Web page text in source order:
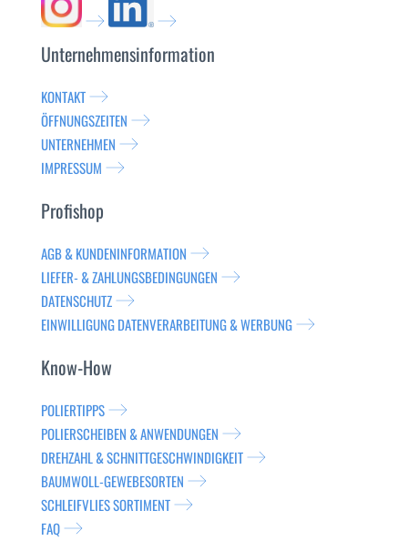
Unternehmensinformation
KONTAKT
ÖFFNUNGSZEITEN
UNTERNEHMEN
IMPRESSUM
Profishop
AGB & KUNDENINFORMATION
LIEFER- & ZAHLUNGSBEDINGUNGEN
DATENSCHUTZ
EINWILLIGUNG DATENVERARBEITUNG & WERBUNG
Know-How
POLIERTIPPS
POLIERSCHEIBEN & ANWENDUNGEN
DREHZAHL & SCHNITTGESCHWINDIGKEIT
BAUMWOLL-GEWEBESORTEN
SCHLEIFVLIES SORTIMENT
FAQ